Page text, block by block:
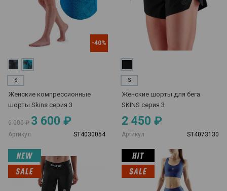
-40%
S
Женские компрессионные
шорты Skins серия 3
6 000 ₽ 3 600 ₽
Артикул ST4030054
S
Женские шорты для бега
SKINS серия 3
2 450 ₽
Артикул ST4073130